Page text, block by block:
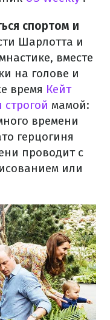
спортом и
Шарлотта и
вместе
на голове и
время Кейт
мамой:
времени
герцогиня
проводит с
или